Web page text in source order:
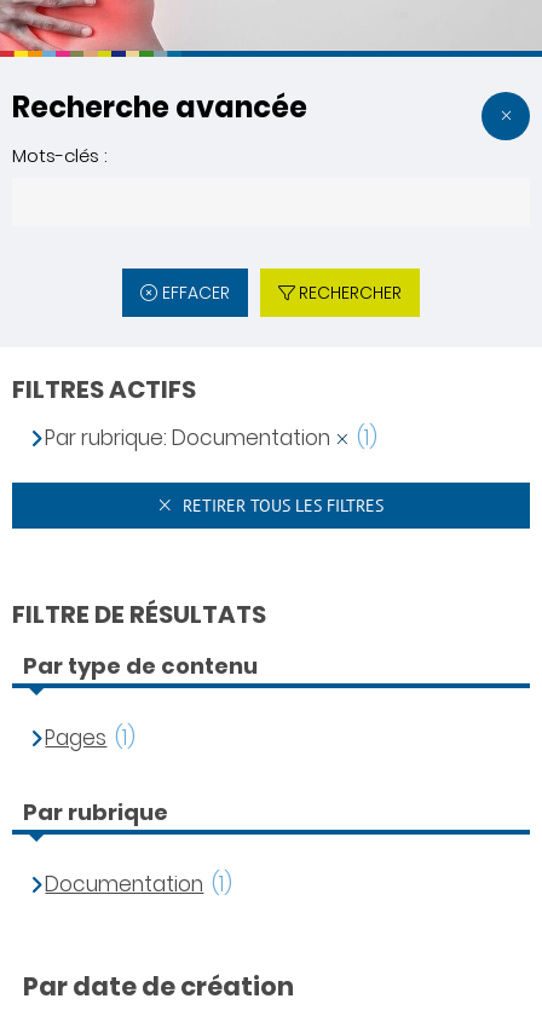
Recherche avancée
Mots-clés :
EFFACER RECHERCHER
FILTRES ACTIFS
Par rubrique: Documentation (1)
RETIRER TOUS LES FILTRES
FILTRE DE RÉSULTATS
Par type de contenu
Pages (1)
Par rubrique
Documentation (1)
Par date de création